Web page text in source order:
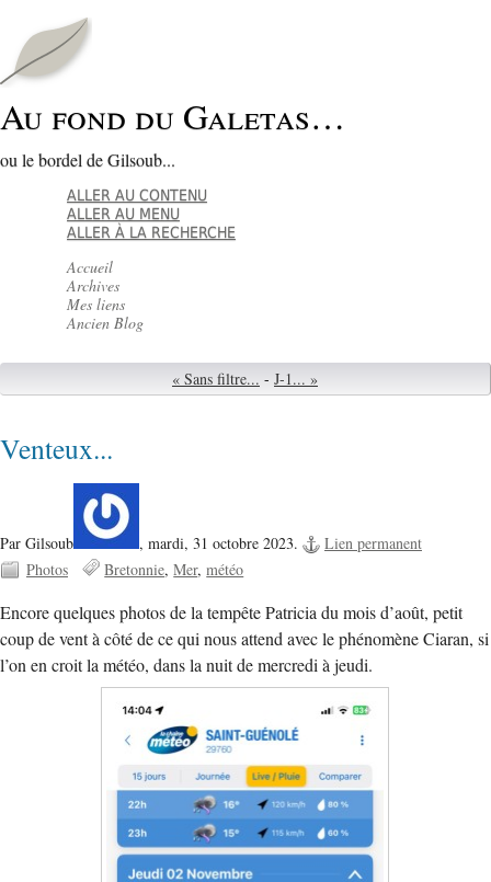
Au fond du Galetas…
ou le bordel de Gilsoub...
ALLER AU CONTENU
ALLER AU MENU
ALLER À LA RECHERCHE
Accueil
Archives
Mes liens
Ancien Blog
« Sans filtre... - J-1... »
Venteux...
Par Gilsoub , mardi, 31 octobre 2023.
Lien permanent
Photos
Bretonnie Mer météo
Encore quelques photos de la tempête Patricia du mois d’août, petit
coup de vent à côté de ce qui nous attend avec le phénomène Ciaran, si
l’on en croit la météo, dans la nuit de mercredi à jeudi.